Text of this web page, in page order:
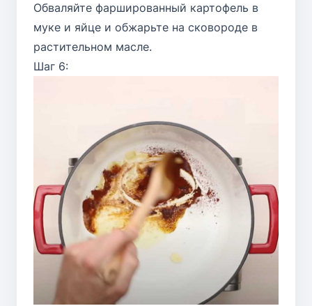
Обваляйте фаршированный картофель в
муке и яйце и обжарьте на сковороде в
растительном масле.
Шаг 6: